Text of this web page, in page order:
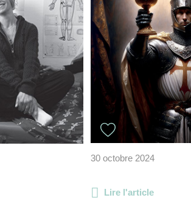
30 octobre 2024
Lire l'article